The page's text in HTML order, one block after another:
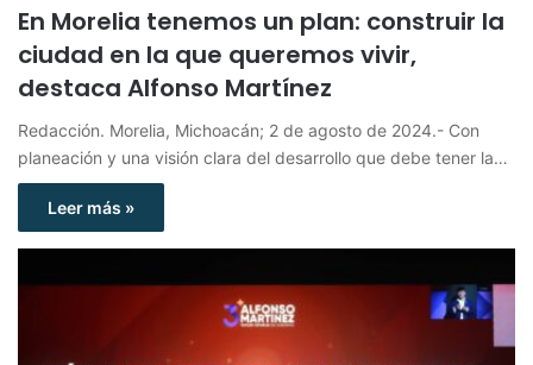
En Morelia tenemos un plan: construir la
ciudad en la que queremos vivir,
destaca Alfonso Martínez
Redacción. Morelia, Michoacán; 2 de agosto de 2024.- Con
planeación y una visión clara del desarrollo que debe tener la…
Leer más »